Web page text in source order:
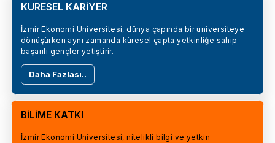
KÜRESEL KARİYER
İzmir Ekonomi Üniversitesi, dünya çapında bir üniversiteye
dönüşürken aynı zamanda küresel çapta yetkinliğe sahip
başarılı gençler yetiştirir.
Daha Fazlası..
BİLİME KATKI
İzmir Ekonomi Üniversitesi, nitelikli bilgi ve yetkin